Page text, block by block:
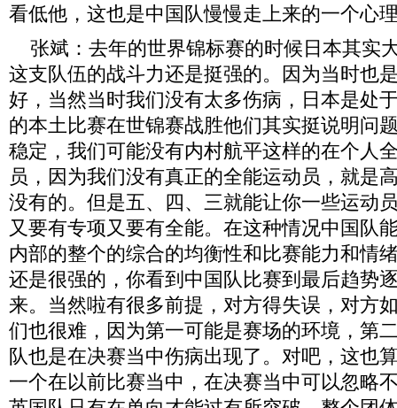
看低他，这也是中国队慢慢走上来的一个心
张斌：去年的世界锦标赛的时候日本其实
这支队伍的战斗力还是挺强的。因为当时也
好，当然当时我们没有太多伤病，日本是处
的本土比赛在世锦赛战胜他们其实挺说明问
稳定，我们可能没有内村航平这样的在个人
员，因为我们没有真正的全能运动员，就是
没有的。但是五、四、三就能让你一些运动
又要有专项又要有全能。在这种情况中国队
内部的整个的综合的均衡性和比赛能力和情
还是很强的，你看到中国队比赛到最后趋势
来。当然啦有很多前提，对方得失误，对方
们也很难，因为第一可能是赛场的环境，第
队也是在决赛当中伤病出现了。对吧，这也
一个在以前比赛当中，在决赛当中可以忽略